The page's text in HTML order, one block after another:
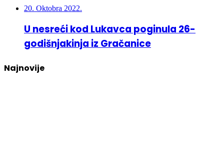
20. Oktobra 2022.
U nesreći kod Lukavca poginula 26-
godišnjakinja iz Gračanice
Najnovije